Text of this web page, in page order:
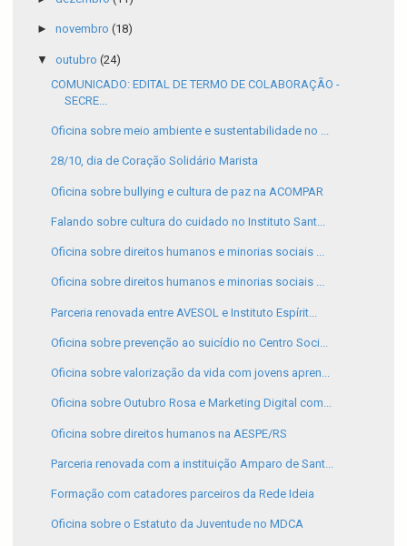
► novembro (18)
▼ outubro (24)
COMUNICADO: EDITAL DE TERMO DE COLABORAÇÃO -
SECRE...
Oficina sobre meio ambiente e sustentabilidade no ...
28/10, dia de Coração Solidário Marista
Oficina sobre bullying e cultura de paz na ACOMPAR
Falando sobre cultura do cuidado no Instituto Sant...
Oficina sobre direitos humanos e minorias sociais ...
Oficina sobre direitos humanos e minorias sociais ...
Parceria renovada entre AVESOL e Instituto Espírit...
Oficina sobre prevenção ao suicídio no Centro Soci...
Oficina sobre valorização da vida com jovens apren...
Oficina sobre Outubro Rosa e Marketing Digital com...
Oficina sobre direitos humanos na AESPE/RS
Parceria renovada com a instituição Amparo de Sant...
Formação com catadores parceiros da Rede Ideia
Oficina sobre o Estatuto da Juventude no MDCA